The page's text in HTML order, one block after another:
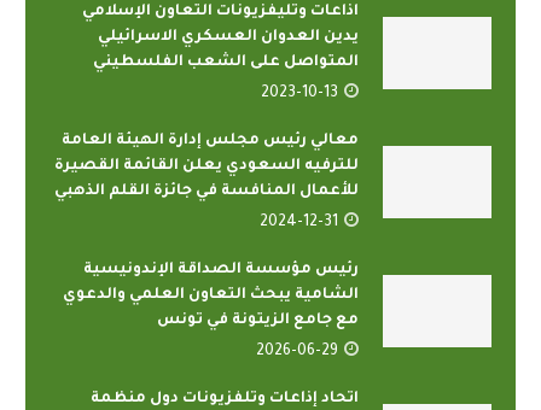
اذاعات وتليفزيونات التعاون الإسلامي
يدين العدوان العسكري الاسرائيلي
المتواصل على الشعب الفلسطيني
2023-10-13
معالي رئيس مجلس إدارة الهيئة العامة
للترفيه السعودي يعلن القائمة القصيرة
للأعمال المنافسة في جائزة القلم الذهبي
2024-12-31
رئيس مؤسسة الصداقة الإندونيسية
الشامية يبحث التعاون العلمي والدعوي
مع جامع الزيتونة في تونس
2026-06-29
اتحاد إذاعات وتلفزيونات دول منظمة